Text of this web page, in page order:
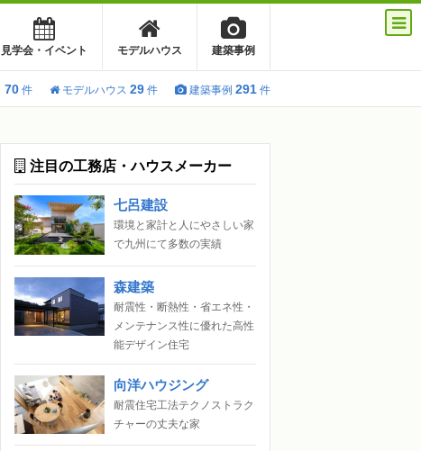
見学会・イベント モデルハウス 建築事例
70 件 モデルハウス 29 件 建築事例 291 件
注目の工務店・ハウスメーカー
七呂建設
環境と家計と人にやさしい家
で九州にて多数の実績
森建築
耐震性・断熱性・省エネ性・
メンテナンス性に優れた高性
能デザイン住宅
向洋ハウジング
耐震住宅工法テクノストラク
チャーの丈夫な家